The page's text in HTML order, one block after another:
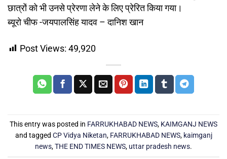
छात्रों को भी उनसे प्रेरणा लेने के लिए प्रेरित किया गया।
ब्यूरो चीफ -जयपालसिंह यादव – दानिश खान
Post Views: 49,920
This entry was posted in FARRUKHABAD NEWS, KAIMGANJ NEWS
and tagged CP Vidya Niketan, FARRUKHABAD NEWS, kaimganj
news,THE END TIMES NEWS, uttar pradesh news.